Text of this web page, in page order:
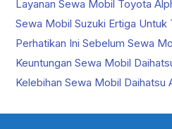
Layanan Sewa Mobil Toyota
Sewa Mobil Suzuki Ertiga Untuk
Perhatikan Ini Sebelum Sewa
Keuntungan Sewa Mobil
Kelebihan Sewa Mobil Daihatsu